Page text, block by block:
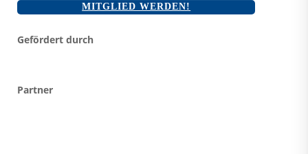
MITGLIED WERDEN!
Gefördert durch
Partner